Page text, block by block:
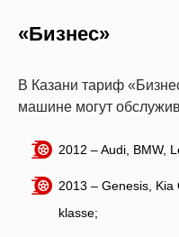
«Бизнес»
В Казани тариф
машине могут
2012 – Audi, BMW,
2013 – Genesis, Kia
klasse;